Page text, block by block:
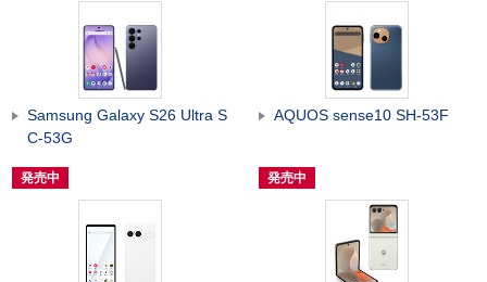
Samsung Galaxy S26 Ultra S
C-53G
発売中
AQUOS sense10 SH-53F
発売中